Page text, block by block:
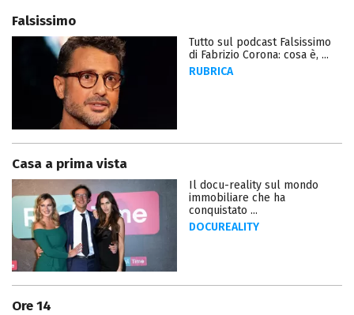
Falsissimo
Tutto sul podcast Falsissimo
di Fabrizio Corona: cosa è, ...
RUBRICA
Casa a prima vista
Il docu-reality sul mondo
immobiliare che ha
conquistato ...
DOCUREALITY
Ore 14